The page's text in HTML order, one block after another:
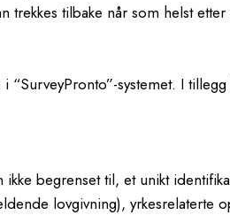
tilbake når som helst
systemet. I
begrenset til, et unikt
lovgivning), yrkesrelaterte